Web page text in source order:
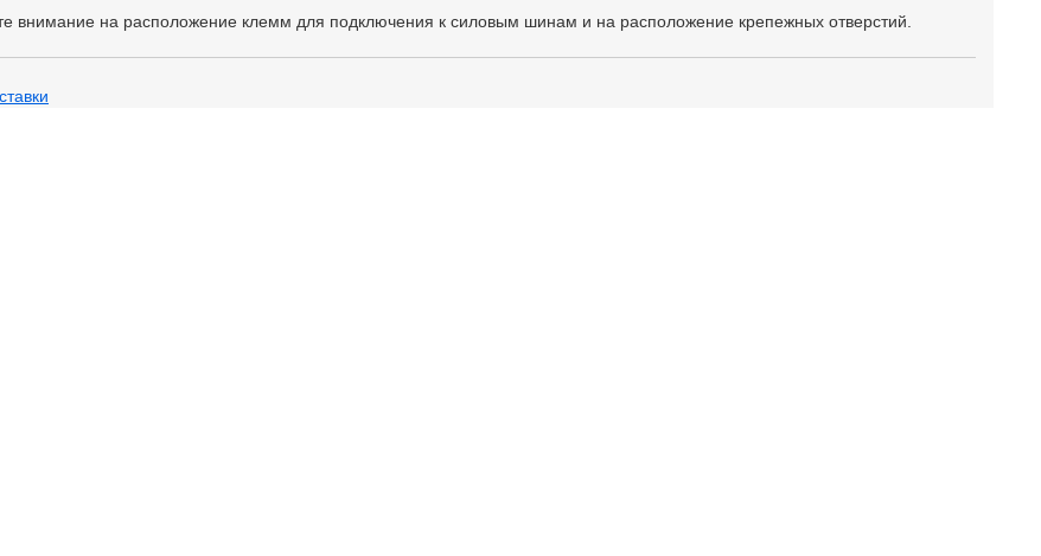
внимание на расположение клемм для подключения к силовым шинам и на расположение крепежных отверстий.